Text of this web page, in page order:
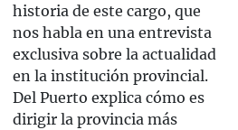
historia de este cargo, que
nos habla en una entrevista
exclusiva sobre la actualidad
en la institución provincial.
Del Puerto explica cómo es
dirigir la provincia más